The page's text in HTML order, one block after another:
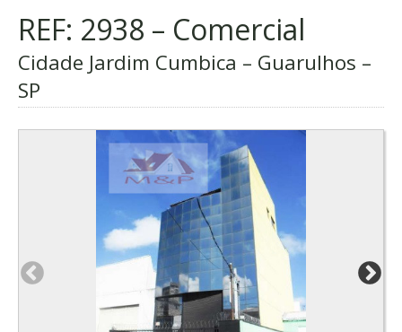
REF: 2938 – Comercial
Cidade Jardim Cumbica – Guarulhos –
SP